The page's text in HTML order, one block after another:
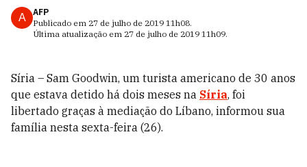
A
AFP
Publicado em 27 de julho de 2019 11h08.
Última atualização em 27 de julho de 2019 11h09.
Síria – Sam Goodwin, um turista americano de 30 anos
que estava detido há dois meses na Síria, foi
libertado graças à mediação do Líbano, informou sua
família nesta sexta-feira (26).